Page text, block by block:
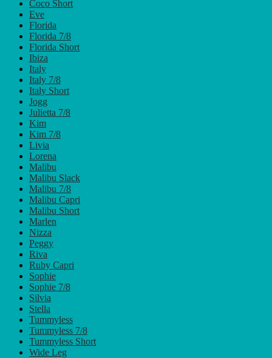
Coco Short
Eve
Florida
Florida 7/8
Florida Short
Ibiza
Italy
Italy 7/8
Italy Short
Jogg
Julietta 7/8
Kim
Kim 7/8
Livia
Lorena
Malibu
Malibu Slack
Malibu 7/8
Malibu Capri
Malibu Short
Marlen
Nizza
Peggy
Riva
Ruby Capri
Sophie
Sophie 7/8
Silvia
Stella
Tummyless
Tummyless 7/8
Tummyless Short
Wide Leg